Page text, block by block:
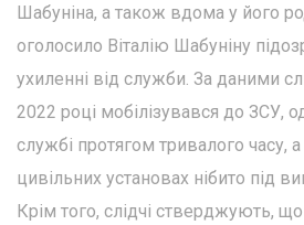
Шабуніна, а також вдома у його
оголосило Віталію Шабуніну
ухиленні від служби. За даними
2022 році мобілізувався до ЗСУ,
службі протягом тривалого часу,
цивільних установах нібито під
Крім того, слідчі стверджують,